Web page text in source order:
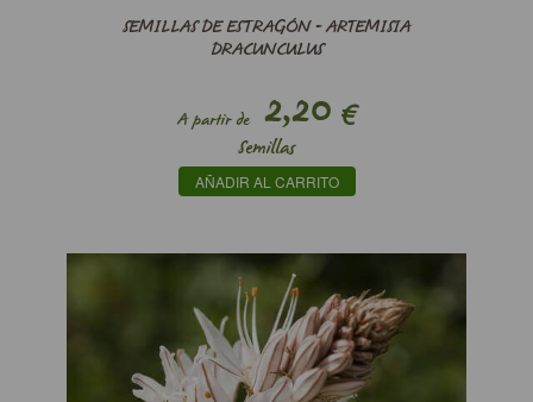
SEMILLAS DE ESTRAGÓN - ARTEMISIA
DRACUNCULUS
A partir de2,20 €
Semillas
AÑADIR AL CARRITO